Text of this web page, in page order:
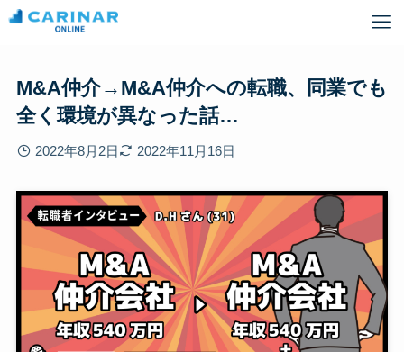
M&A仲介→M&A仲介への転職、同業でも
全く環境が異なった話…
2022年8月2日 2022年11月16日